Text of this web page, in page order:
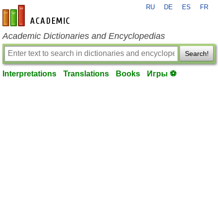
en-academic.com
RU DE ES FR
Academic Dictionaries and Encyclopedias
Search!
Interpretations Translations Books Игры ⚽